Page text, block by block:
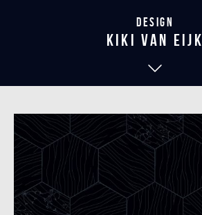
Design
kiki van eijk